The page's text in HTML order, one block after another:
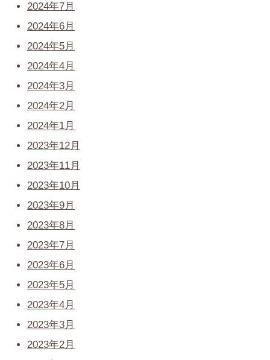
2024年7月
2024年6月
2024年5月
2024年4月
2024年3月
2024年2月
2024年1月
2023年12月
2023年11月
2023年10月
2023年9月
2023年8月
2023年7月
2023年6月
2023年5月
2023年4月
2023年3月
2023年2月